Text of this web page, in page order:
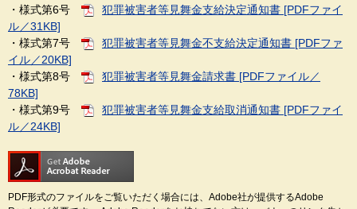
・様式第6号
犯罪被害者等見舞金支給決定通知書 [PDFファイ
ル／31KB]
・様式第7号
犯罪被害者等見舞金不支給決定通知書 [PDFファ
イル／20KB]
・様式第8号
犯罪被害者等見舞金請求書 [PDFファイル／
78KB]
・様式第9号
犯罪被害者等見舞金支給取消通知書 [PDFファイ
ル／24KB]
PDF形式のファイルをご覧いただく場合には、Adobe社が提供するAdobe